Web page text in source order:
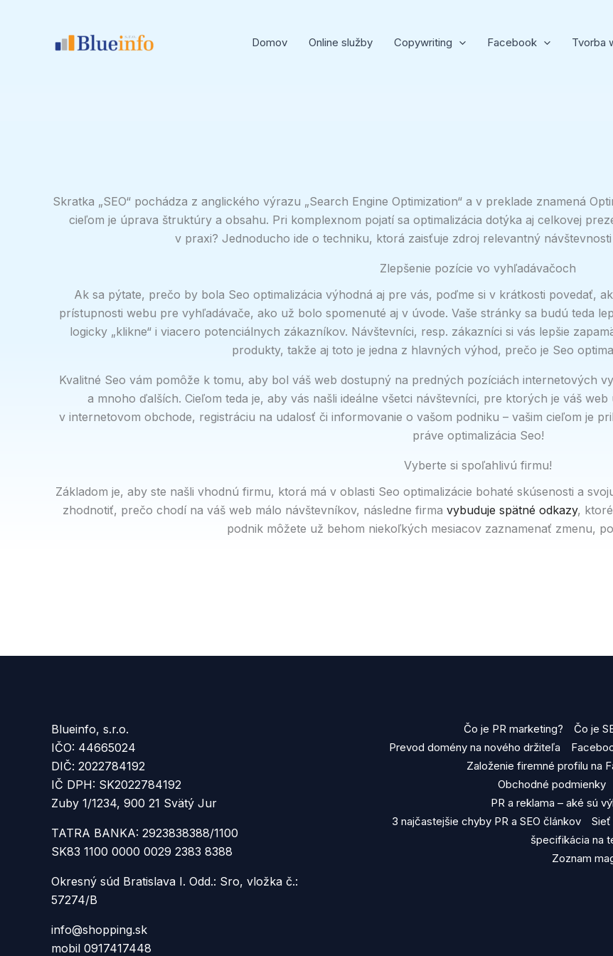
Domov Online služby Copywriting Facebook Tvorba
Skratka „SEO“ pochádza z anglického výrazu „Search Engine Optimization“ a v preklade znamená
cieľom je úprava štruktúry a obsahu. Pri komplexnom pojatí sa optimalizácia dotýka aj celkovej
v praxi? Jednoducho ide o techniku, ktorá zaisťuje zdroj relevantný
Zlepšenie pozície vo vyhľadávačoch
Ak sa pýtate, prečo by bola Seo optimalizácia výhodná aj pre vás, poďme si v krátkosti povedať,
prístupnosti webu pre vyhľadávače, ako už bolo spomenuté aj v úvode. Vaše stránky sa budú teda
logicky „klikne“ i viacero potenciálnych zákazníkov. Návštevníci, resp. zákazníci si vás lepšie
produkty, takže aj toto je jedna z hlavných výhod, prečo je Seo
Kvalitné Seo vám pomôže k tomu, aby bol váš web dostupný na predných pozíciách internetových
a mnoho ďalších. Cieľom teda je, aby vás našli ideálne všetci návštevníci, pre ktorých je váš
v internetovom obchode, registráciu na udalosť či informovanie o vašom podniku – vašim cieľom je
práve optimalizácia Seo!
Vyberte si spoľahlivú firmu!
Základom je, aby ste našli vhodnú firmu, ktorá má v oblasti Seo optimalizácie bohaté skúsenosti a
zhodnotiť, prečo chodí na váš web málo návštevníkov, následne firma vybuduje spätné odkazy,
podnik môžete už behom niekoľkých mesiacov zaznamenať zmenu,
Blueinfo, s.r.o.
IČO: 44665024
DIČ: 2022784192
IČ DPH: SK2022784192
Zuby 1/1234, 900 21 Svätý Jur
TATRA BANKA: 2923838388/1100
SK83 1100 0000 0029 2383 8388
Okresný súd Bratislava I. Odd.: Sro, vložka č.:
57274/B
info@shopping.sk
mobil 0917417448
Čo je PR marketing? Čo je
Prevod domény na nového držiteľa
Založenie firemné profilu na
Obchodné podmienky
PR a reklama – aké sú
3 najčastejšie chyby PR a SEO článkov
Sieť
špecifikácia na
Zoznam